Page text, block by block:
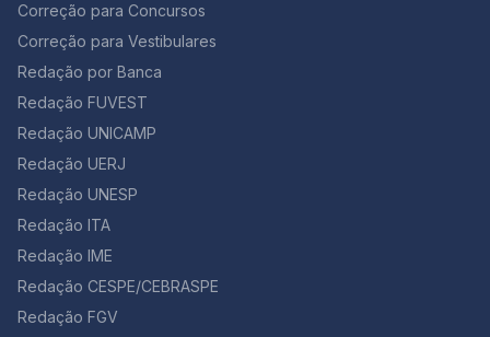
Correção para Concursos
Correção para Vestibulares
Redação por Banca
Redação FUVEST
Redação UNICAMP
Redação UERJ
Redação UNESP
Redação ITA
Redação IME
Redação CESPE/CEBRASPE
Redação FGV